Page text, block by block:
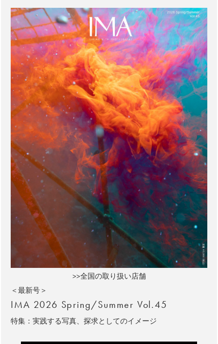
>>全国の取り扱い店舗
＜最新号＞
IMA 2026 Spring/Summer Vol.45
特集：実践する写真、探求としてのイメージ